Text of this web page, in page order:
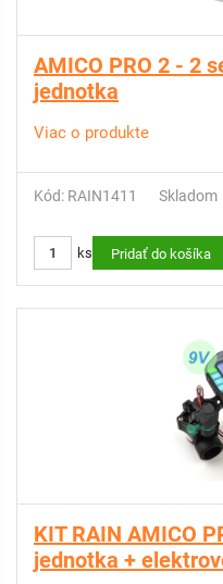
AMICO PRO 2 - 2
jednotka
Viac o produkte
Kód: RAIN1411 Skladom
ks Pridať do košíka
KIT RAIN AMICO
jednotka +